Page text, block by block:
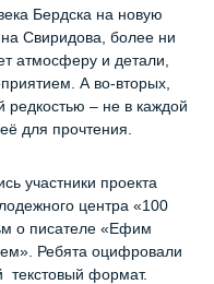
Бердска на новую
Свиридова, более ни
атмосферу и детали,
А во-вторых,
редкостью – не в каждой
для прочтения.
участники проекта
центра «100
о писателе «Ефим
Ребята оцифровали
текстовый формат.